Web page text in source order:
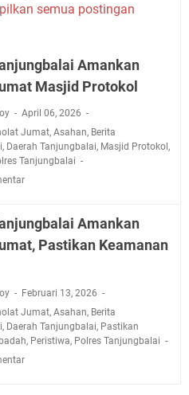
semua postingan
Amankan
Masjid Protokol
April 06, 2026
Jumat, Asahan, Berita
, Daerah Tanjungbalai, Masjid Protokol ,
Tanjungbalai
Amankan
Pastikan Keamanan
Februari 13, 2026
Jumat, Asahan, Berita
, Daerah Tanjungbalai, Pastikan
, Peristiwa, Polres Tanjungbalai